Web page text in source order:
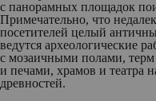
с панорамных площадок
Примечательно, что
посетителей целый
ведутся археологические
с мозаичными полами, терм
и печами, храмов и театра
древностей.